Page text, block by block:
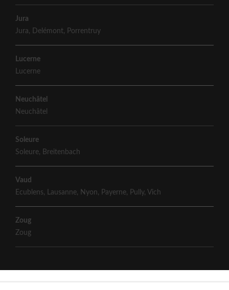
Jura
Jura, Delémont, Porrentruy
Lucerne
Lucerne
Neuchâtel
Neuchâtel
Soleure
Soleure, Breitenbach
Vaud
Ecublens, Lausanne, Nyon, Payerne, Pully, Vich
Zoug
Zoug